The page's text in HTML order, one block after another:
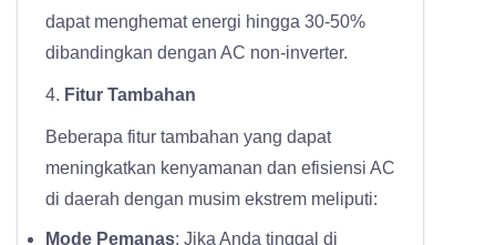
dapat menghemat energi hingga 30-50%
dibandingkan dengan AC non-inverter.
4. Fitur Tambahan
Beberapa fitur tambahan yang dapat
meningkatkan kenyamanan dan efisiensi AC
di daerah dengan musim ekstrem meliputi:
Mode Pemanas: Jika Anda tinggal di